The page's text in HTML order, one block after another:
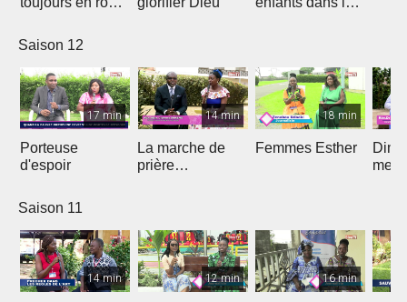
Saison 12
17 min
Porteuse
d'espoir
14 min
La marche de
prière
18 min
Femmes Esther
Saison 11
14 min 12 min 16 min